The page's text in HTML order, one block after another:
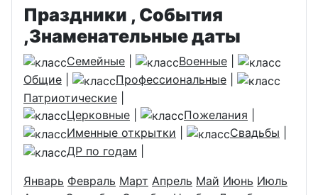
Праздники , События
,Знаменательные даты
Семейные Военные
Общие
Профессиональные
Патриотические
Церковные
Пожелания
Именные открытки
Свадьбы
ДР по годам
Январь Февраль Март Апрель Май Июнь Июль